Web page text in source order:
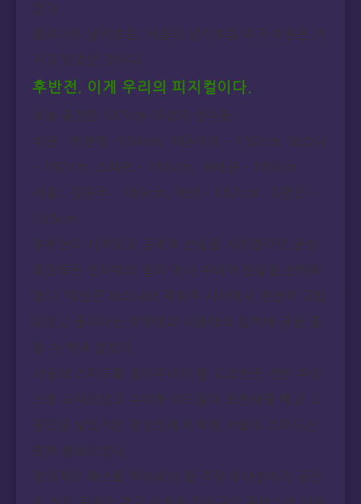
었다.
몰리나의 날카로움. 서울의 날카로움 마저 수원은 가
지고 있었던 것이다.
후반전. 이게 우리의 피지컬이다.
오늘 출전한 185cm 이상의 선수들.
수원 : 박현범 -194cm, 라돈치치 – 192cm, 보스나
– 192cm, 스테보 – 188cm, 하태균 – 188cm
서울 : 김동우 – 189cm, 데얀 – 187cm, 고명진 –
185cm
후반전이 시작되고 공격적 전술을 지키겠다던 윤성
효감독은 인터뷰와 달리 역시 수비적 전술을 선택하
였다. 데얀은 보스나와 곽희주 사이에서 완전히 고립
되었고 몰리나는 박현범과 이용래의 압박에 공을 돌
릴 수 밖에 없었다.
서울의 스피드를 올려주어야 할 고요한은 전반 부상
으로 교체되었고 수비형 미드필더 최현태를 빼고 고
광민을 넣었지만 양상민에게 막혀 서울의 스피드는
완벽 봉쇄되었다.
창의적인 패스를 뿌려줘야 할 주장 하대성까지 공간